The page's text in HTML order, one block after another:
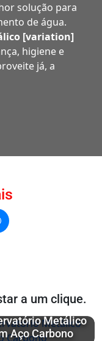
solução para
de água.
[variation]
higiene e
já, a
a um clique.
Metálico
Aço Carbono